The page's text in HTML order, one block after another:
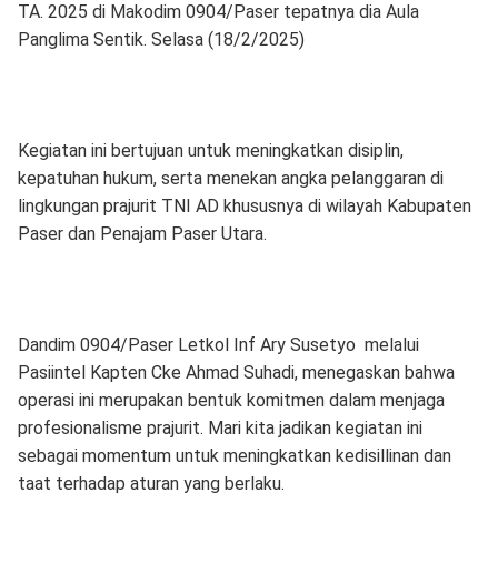
TA. 2025 di Makodim 0904/Paser tepatnya dia Aula
Panglima Sentik. Selasa (18/2/2025)
Kegiatan ini bertujuan untuk meningkatkan disiplin,
kepatuhan hukum, serta menekan angka pelanggaran di
lingkungan prajurit TNI AD khususnya di wilayah Kabupaten
Paser dan Penajam Paser Utara.
Dandim 0904/Paser Letkol Inf Ary Susetyo melalui
Pasiintel Kapten Cke Ahmad Suhadi, menegaskan bahwa
operasi ini merupakan bentuk komitmen dalam menjaga
profesionalisme prajurit. Mari kita jadikan kegiatan ini
sebagai momentum untuk meningkatkan kedisillinan dan
taat terhadap aturan yang berlaku.